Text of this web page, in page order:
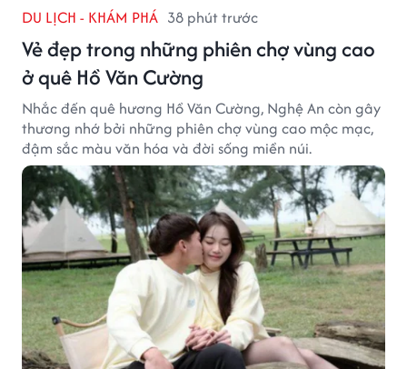
DU LỊCH - KHÁM PHÁ 38 phút trước
Vẻ đẹp trong những phiên chợ vùng cao
ở quê Hồ Văn Cường
Nhắc đến quê hương Hồ Văn Cường, Nghệ An còn gây
thương nhớ bởi những phiên chợ vùng cao mộc mạc,
đậm sắc màu văn hóa và đời sống miền núi.